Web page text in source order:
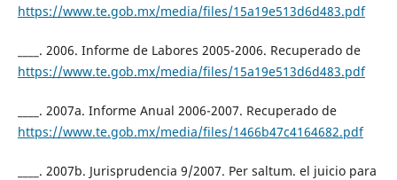
https://www.te.gob.mx/media/files/15a19e513d6d483.pdf
____. 2006. Informe de Labores 2005-2006. Recuperado de
https://www.te.gob.mx/media/files/15a19e513d6d483.pdf
____. 2007a. Informe Anual 2006-2007. Recuperado de
https://www.te.gob.mx/media/files/1466b47c4164682.pdf
____. 2007b. Jurisprudencia 9/2007. Per saltum. el juicio para